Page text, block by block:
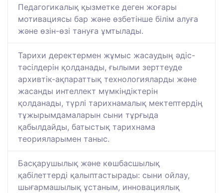
Педагогикалық қызметке деген жоғары
мотивациясы бар және өзбетінше білім алуға
және өзін-өзі тануға ұмтылады.
Тарихи деректермен жұмыс жасаудың әдіс-
тәсілдерін қолданады, ғылыми зерттеуде
архивтік-ақпараттық технологияларды және
жасанды интеллект мүмкіндіктерін
қолданады, түрлі тарихнамалық мектептердің
тұжырымдамаларын сыни тұрғыда
қабылдайды, батыстық тарихнама
теорияларымен таныс.
Басқарушылық және көшбасшылық
қабілеттерді қалыптастырады: сыни ойлау,
шығармашылық ұстаным, инновациялық